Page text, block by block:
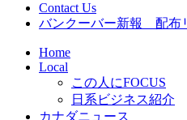
Contact Us
バンクーバー新報 配布
Home
Local
この人にFOCUS
日系ビジネス紹介
カナダニュース